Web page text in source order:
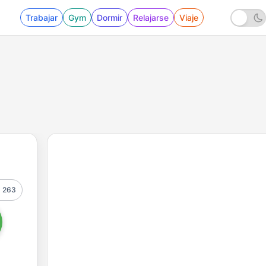
Trabajar Gym Dormir Relajarse Viaje
263